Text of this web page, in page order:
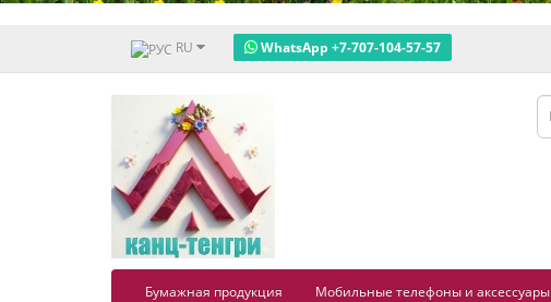
RU WhatsApp +7-707-104-57-57
Бумажная продукция Мобильные телефоны и аксессуары